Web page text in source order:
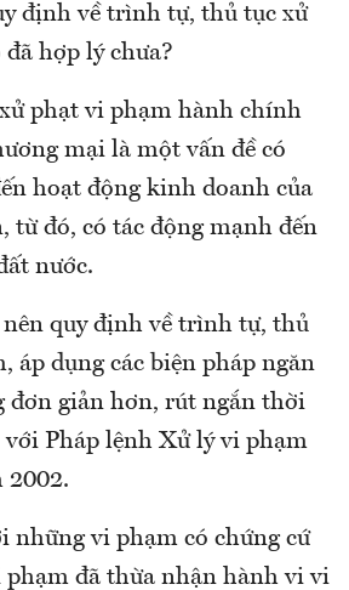
định về trình tự, thủ tục xử
hợp lý chưa?
phạt vi phạm hành chính
mại là một vấn đề có
hoạt động kinh doanh của
từ đó, có tác động mạnh đến
nước.
quy định về trình tự, thủ
áp dụng các biện pháp ngăn
đơn giản hơn, rút ngắn thời
với Pháp lệnh Xử lý vi phạm
2002.
những vi phạm có chứng cứ
đã thừa nhận hành vi vi